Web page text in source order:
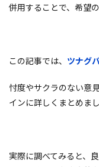
併用することで、希望
この記事では、 ツナグ
忖度やサクラのない意
インに詳しくまとめまし
実際に調べてみると、